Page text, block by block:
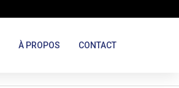
À PROPOS CONTACT